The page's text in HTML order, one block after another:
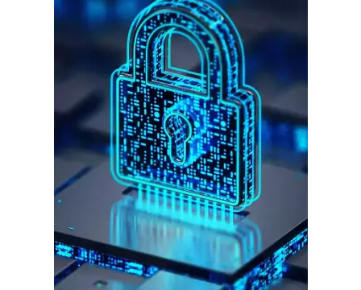
इन लोगों ने लालच में आकर बैंक खाते खोलकर साइबर ठगों को उपलब्ध कराए
हर खाते के बदले मिलते थे 20 से 25 हजार